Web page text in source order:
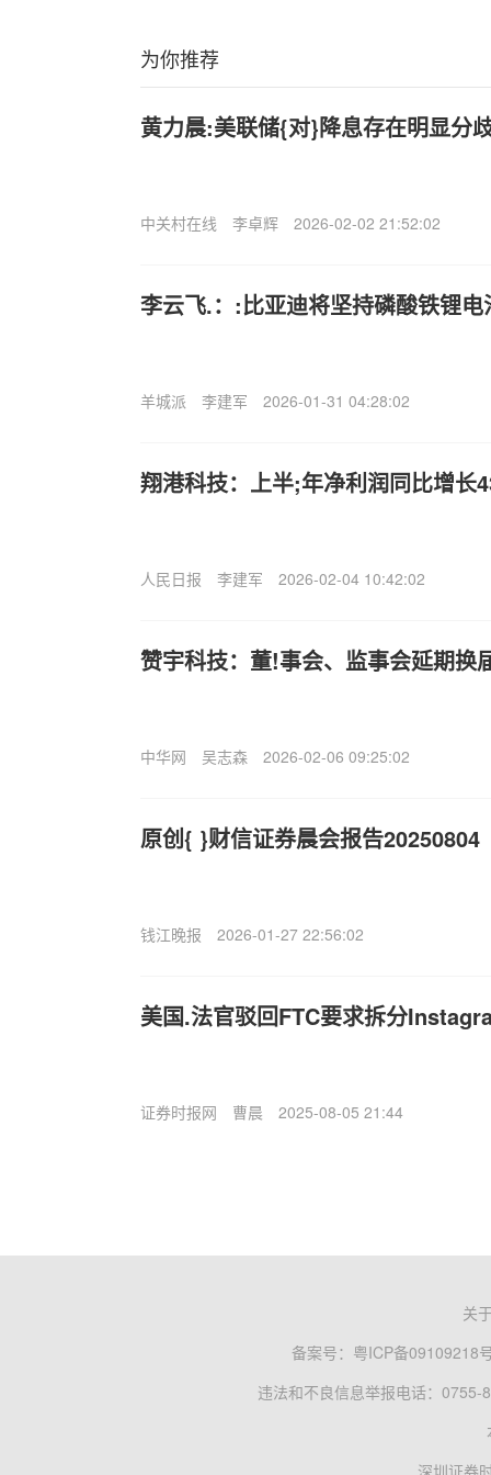
为你推荐
黄力晨:美联储{对}降息存在明显分
中关村在线 李卓辉 2026-02-02 21:52:02
李云飞.：:比亚迪将坚持磷酸铁锂电
羊城派 李建军 2026-01-31 04:28:02
翔港科技：上半;年净利润同比增长
人民日报 李建军 2026-02-04 10:42:02
赞宇科技：董!事会、监事会延期换
中华网 吴志森 2026-02-06 09:25:02
原创{ }财信证券晨会报告20250804
钱江晚报 2026-01-27 22:56:02
美国.法官驳回FTC要求拆分
证券时报网 曹晨 2025-08-05 21:44
关
备案号： 粤ICP备09109218
违法和不良信息举报电话：0755-
深圳证券